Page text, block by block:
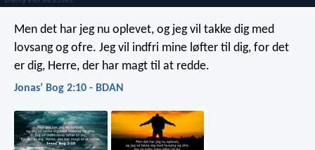
Men det har jeg nu oplevet, og jeg vil takke dig med
lovsang og ofre. Jeg vil indfri mine løfter til dig, for det
er dig, Herre, der har magt til at redde.
Jonasʼ Bog 2:10 - BDAN